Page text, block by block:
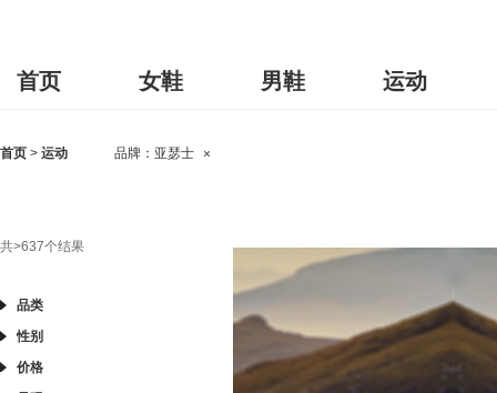
首页 女鞋 男鞋 运动
首页 > 运动 品牌： 亚瑟士 ×
共>637个结果
品类
性别
价格